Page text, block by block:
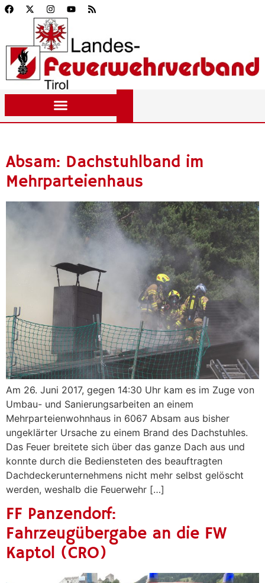
Absam: Dachstuhlband im
Mehrparteienhaus
Am 26. Juni 2017, gegen 14:30 Uhr kam es im Zuge von
Umbau- und Sanierungsarbeiten an einem
Mehrparteienwohnhaus in 6067 Absam aus bisher
ungeklärter Ursache zu einem Brand des Dachstuhles.
Das Feuer breitete sich über das ganze Dach aus und
konnte durch die Bediensteten des beauftragten
Dachdeckerunternehmens nicht mehr selbst gelöscht
werden, weshalb die Feuerwehr […]
FF Panzendorf:
Fahrzeugübergabe an die FW
Kaptol (CRO)